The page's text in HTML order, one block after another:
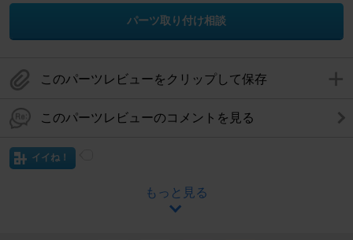
パーツ取り付け相談
このパーツレビューをクリップして保存
このパーツレビューのコメントを見る
イイね！
もっと見る